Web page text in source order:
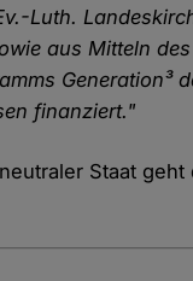
Luth.
aus Mitteln des
Generation³
finanziert."
Staat geht